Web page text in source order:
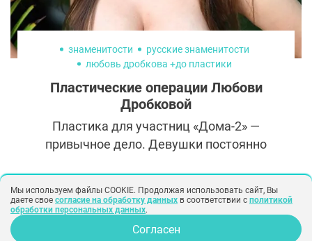
знаменитости
русские знаменитости
любовь дробкова +до пластики
люба дробкова +до пластики
Пластические операции Любови
Дробковой
Пластика для участниц «Дома-2» —
привычное дело. Девушки постоянно
поклонники не перестают гадать, что
изменила в себе та или иная героиня.
Любовь Дробкова не стала исключением,
Мы используем файлы COOKIE. Продолжая использовать сайт, Вы
даете свое согласие на обработку данных в соответствии с политикой
обработки персональных данных.
Согласен